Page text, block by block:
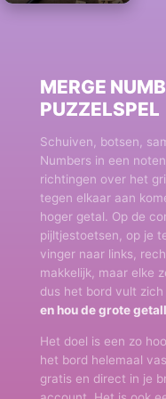
MERGE
PUZZELSPEL
Schuiven, botsen,
Numbers in een
richtingen over het
tegen elkaar aan
hoger getal. Op de
pijltjestoetsen, op je
vinger naar links,
makkelijk, maar elke
dus het bord vult
en hou de grote
Het doel is een zo
het bord helemaal
gratis en direct in je